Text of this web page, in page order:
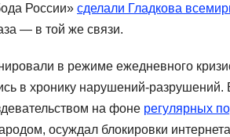
России» сделали Гладкова
— в той же связи.
в режиме ежедневного
в хронику нарушений-
на фоне регулярных
осуждал блокировки